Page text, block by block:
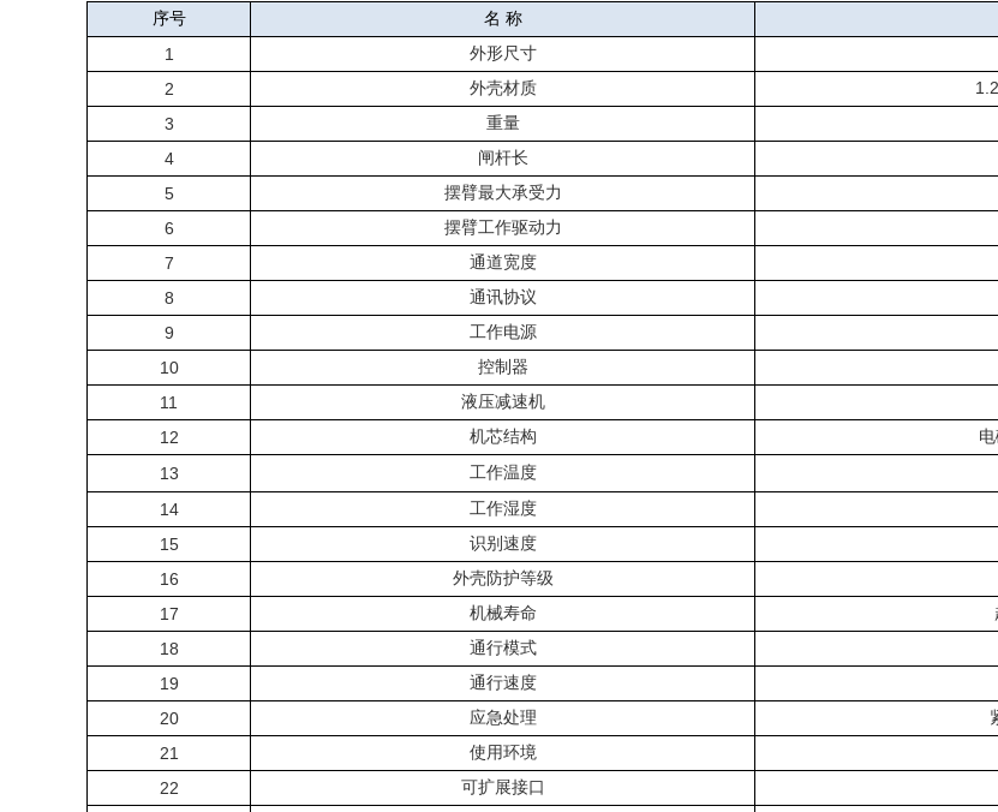
序号 名 称
1 外形尺寸
2 外壳材质
3 重量
4
闸杆长
5
摆臂最大承受力
6
摆臂工作驱动力
7
通道宽度
8
通讯协议
9
工作电源
10
控制器
11 液压减速机
12 机芯结构
13 工作温度
14 工作湿度
15 识别速度
16
外壳防护等级
17
机械寿命
18 通行模式
19 通行速度
20 应急处理
21 使用环境
22 可扩展接口